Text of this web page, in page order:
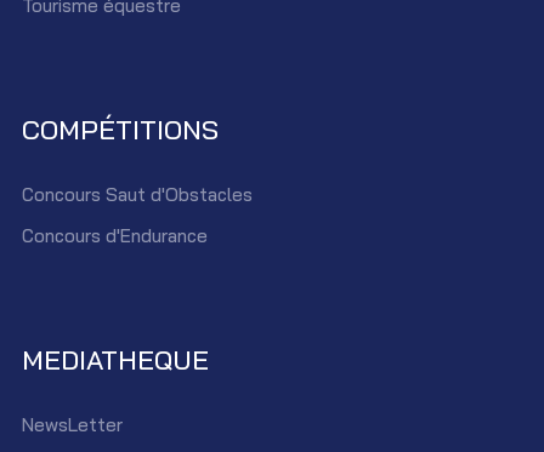
Tourisme équestre
COMPÉTITIONS
Concours Saut d'Obstacles
Concours d'Endurance
MEDIATHEQUE
NewsLetter